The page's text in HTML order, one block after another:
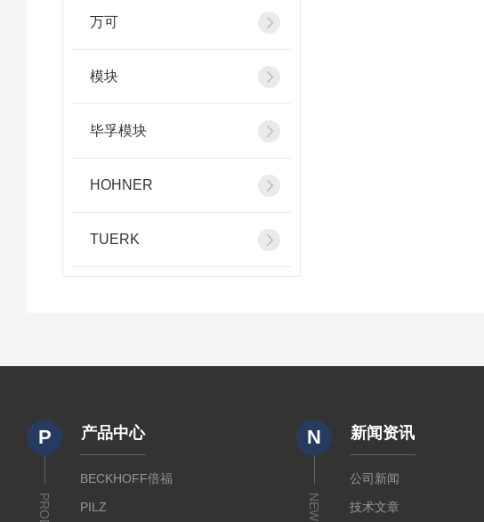
万可
模块
毕孚模块
HOHNER
TUERK
P 产品中心
BECKHOFF倍福
PILZ
N
NEWS
新闻资讯
公司新闻
技术文章